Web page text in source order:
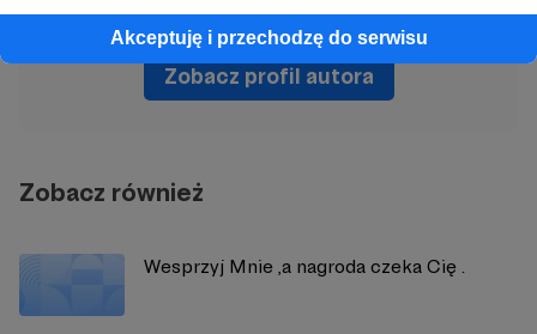
Akceptuję i przechodzę do serwisu
Baybee
Zobacz profil autora
Zobacz również
Wesprzyj Mnie ,a nagroda czeka Cię .